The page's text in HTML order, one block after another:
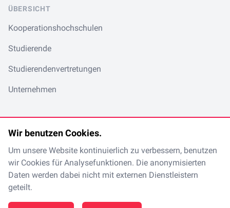
ÜBERSICHT
Kooperationshochschulen
Studierende
Studierendenvertretungen
Unternehmen
en / de LinkedIn
SpotifyInstagram
TikTok
Made with
Wir benutzen Cookies.
Um unsere Website kontinuierlich zu verbessern, benutzen
wir Cookies für Analysefunktionen. Die anonymisierten
Daten werden dabei nicht mit externen Dienstleistern
geteilt.